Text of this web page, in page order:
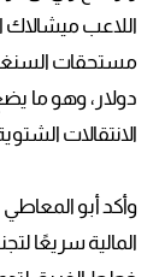
مستحقات
دولار، وهو ما
الانتقالات
وأكد أبو
المالية سريعًا